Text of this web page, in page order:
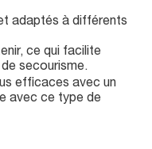
adaptés à différents
ce qui facilite
secourisme.
efficaces avec un
avec ce type de